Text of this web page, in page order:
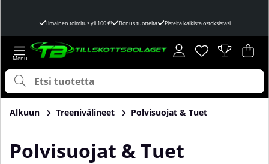
Ilmainen toimitus yli 100 €! Bonus tuotteita Pisteitä kaikista ostoksistasi
Toivelista
Lukumäärä
. .
Alkuun Treenivälineet Polvisuojat & Tuet
Polvisuojat & Tuet